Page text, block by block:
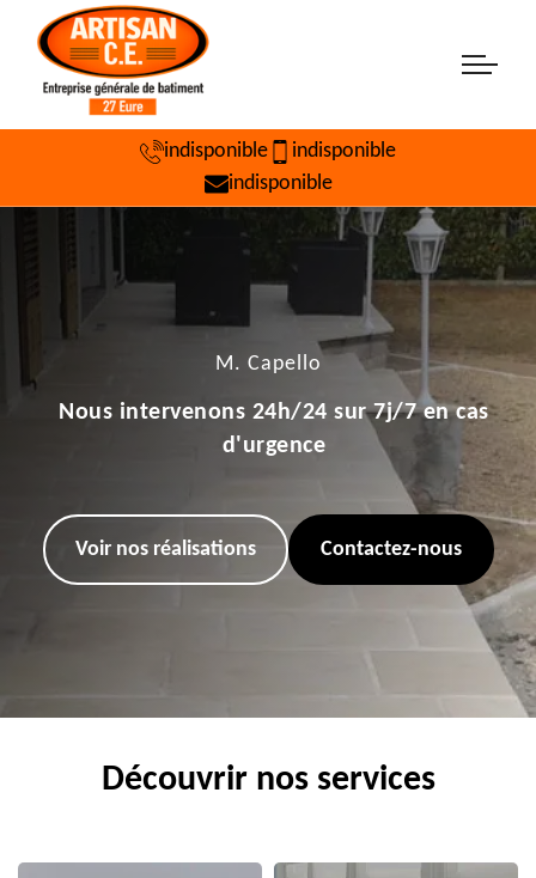
indisponible
indisponible
indisponible
M. Capello
Nous intervenons 24h/24 sur 7j/7 en cas
d'urgence
Voir nos réalisations Contactez-nous
Découvrir nos services